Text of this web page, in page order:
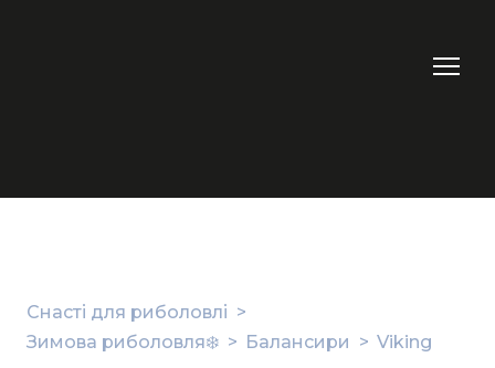
Снасті для риболовлі
Зимова риболовля❄️
Балансири Viking